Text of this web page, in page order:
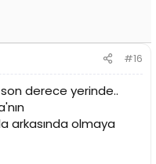
#16
derece yerinde..
arkasında olmaya